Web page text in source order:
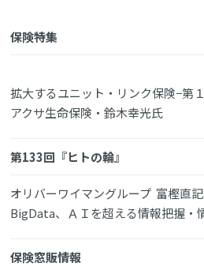
保険特集
拡大するユニット・リンク保険−第
アクサ生命保険・鈴木幸光氏
第133回『ヒトの輪』
オリバーワイマングループ 富樫直
BigData、ＡＩを超える情報把握・
保険窓販情報